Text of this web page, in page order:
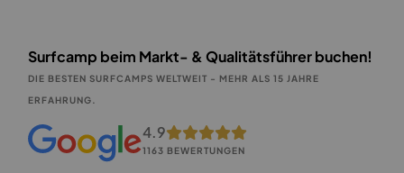
Surfcamp beim Markt- & Qualitätsführer buchen!
DIE BESTEN SURFCAMPS WELTWEIT - MEHR ALS 15 JAHRE
ERFAHRUNG.
4.9
1163 BEWERTUNGEN